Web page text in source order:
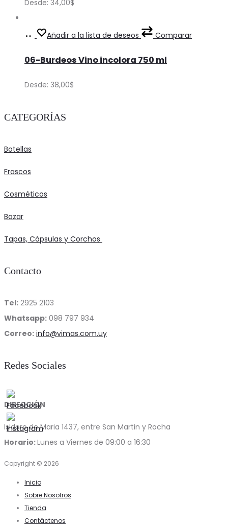
chosen
the
page
The
options
may
chosen
the
Desde: 34,00$
Ver
This
has
the
Añadir a la lista de deseos Comparar
06-Burdeos Vino incolora 750 ml
Desde: 38,00$
CATEGORÍAS
Botellas
Frascos
Cosméticos
Bazar
Tapas, Cápsulas y Corchos
Contacto
Tel: 2925 2103
Whatsapp: 098 797 934
Correo: info@vimas.com.uy
Redes Sociales
DIRECCIÓN
Isidoro de Maria 1437, entre San Martin y Rocha
Horario:Lunes a Viernes de 09:00 a 16:30
Copyright © 2026
Inicio
Sobre Nosotros
Tienda
Contáctenos